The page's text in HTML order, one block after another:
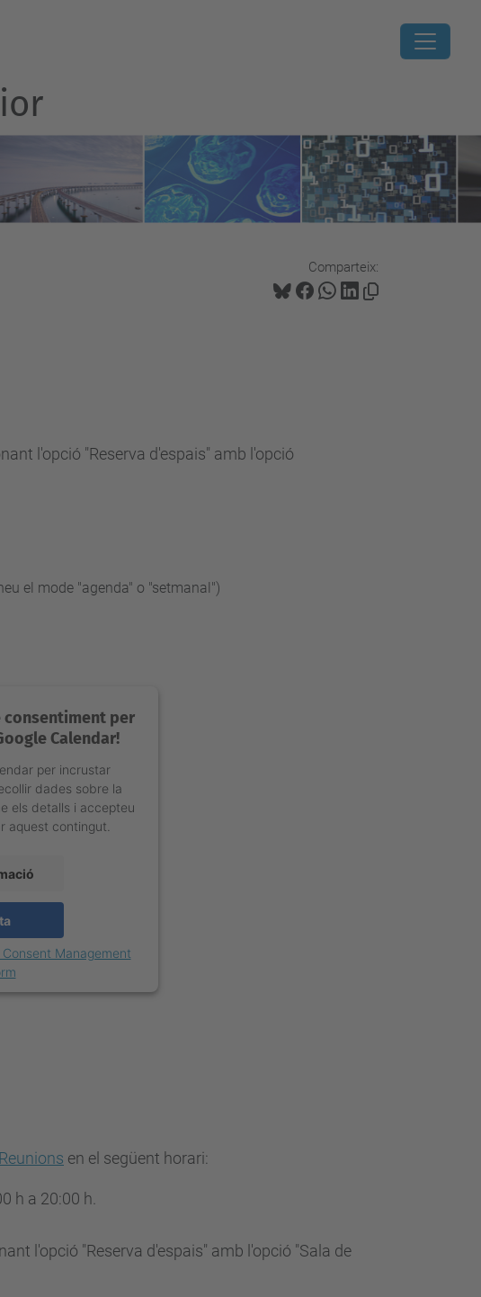
Comparteix:
l'opció "Reserva d'espais" amb l'opció
el mode "agenda" o "setmanal")
consentiment per
Calendar!
per incrustar
dades sobre la
els detalls i accepteu
aquest contingut.
Management
en el següent horari:
h a 20:00 h.
l'opció "Reserva d'espais" amb l'opció "Sala de